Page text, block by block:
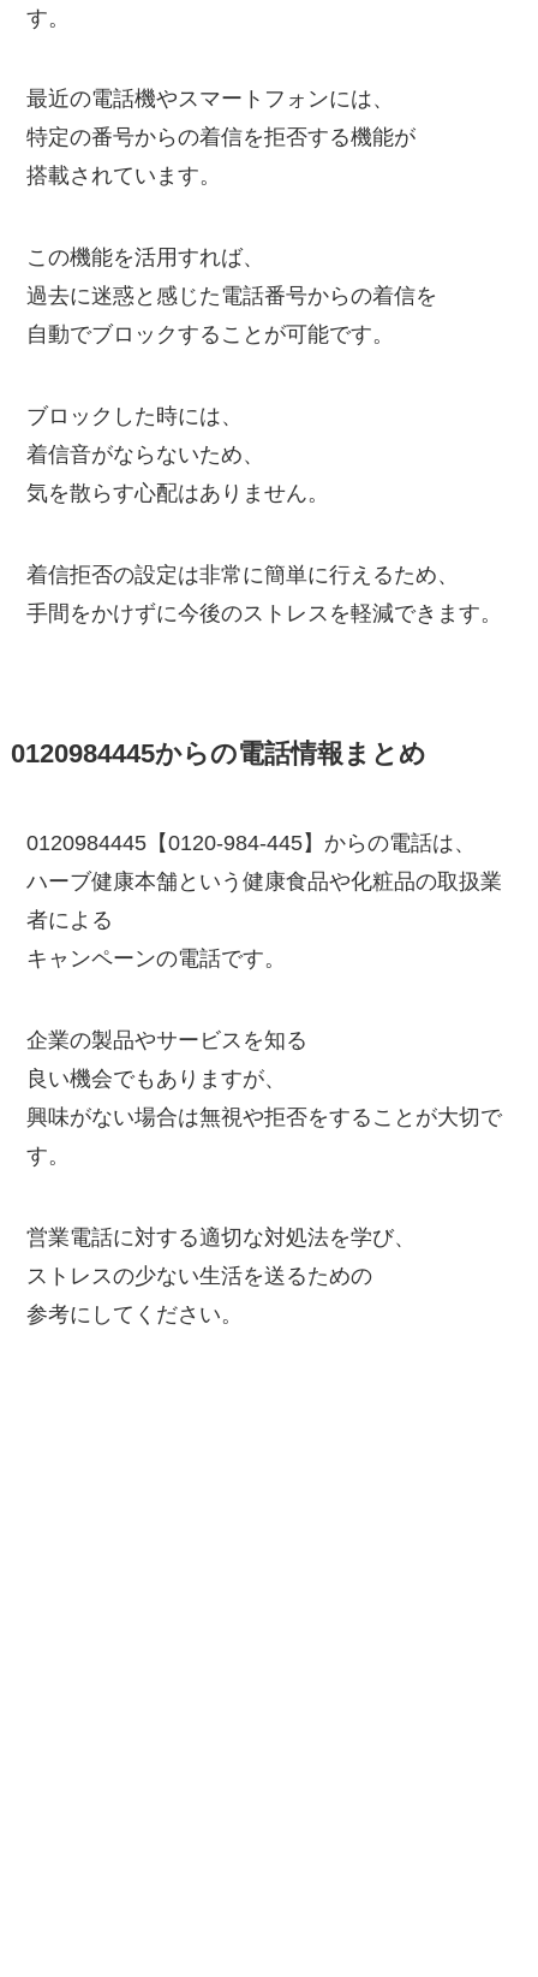
す。
最近の電話機やスマートフォンには、
特定の番号からの着信を拒否する機能が
搭載されています。
この機能を活用すれば、
過去に迷惑と感じた電話番号からの着信を
自動でブロックすることが可能です。
ブロックした時には、
着信音がならないため、
気を散らす心配はありません。
着信拒否の設定は非常に簡単に行えるため、
手間をかけずに今後のストレスを軽減できます。
0120984445からの電話情報まとめ
0120984445【0120-984-445】からの電話は、
ハーブ健康本舗という健康食品や化粧品の取扱業
者による
キャンペーンの電話です。
企業の製品やサービスを知る
良い機会でもありますが、
興味がない場合は無視や拒否をすることが大切で
す。
営業電話に対する適切な対処法を学び、
ストレスの少ない生活を送るための
参考にしてください。